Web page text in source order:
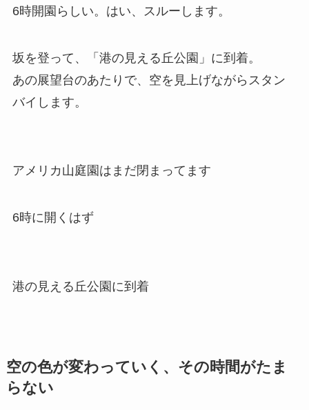
6時開園らしい。はい、スルーします。
坂を登って、「港の見える丘公園」に到着。
あの展望台のあたりで、空を見上げながらスタン
バイします。
アメリカ山庭園はまだ閉まってます
6時に開くはず
港の見える丘公園に到着
空の色が変わっていく、その時間がたま
らない